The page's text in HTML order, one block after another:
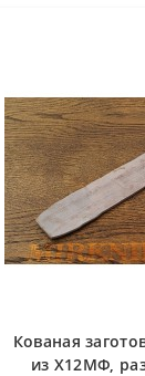
Кованая
из Х12МФ,